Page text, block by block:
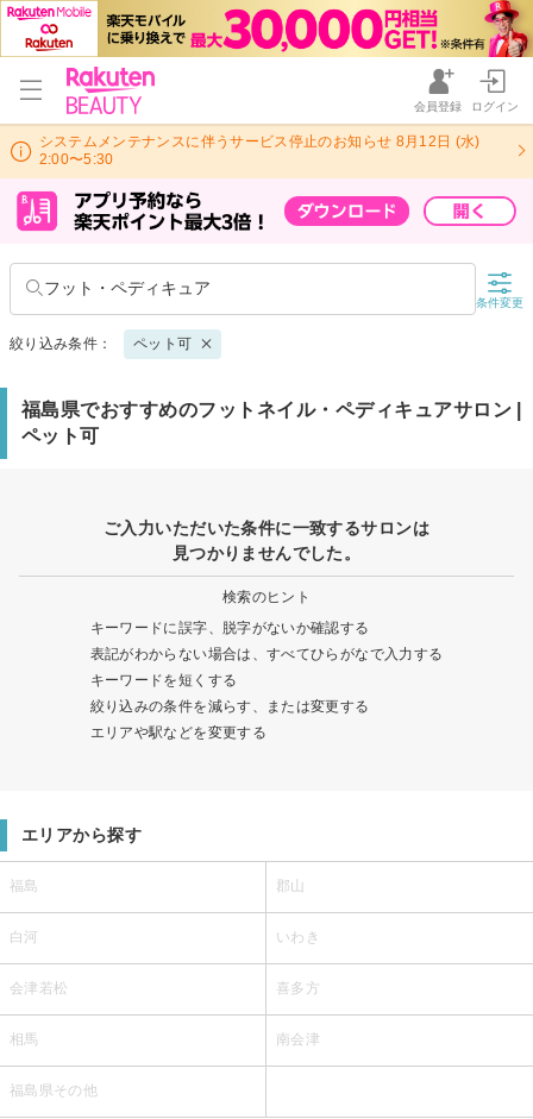
会員登録 ログイン
システムメンテナンスに伴うサービス停止のお知らせ 8月12日 (水)
2:00〜5:30
フット・ペディキュア
条件変更
絞り込み条件： ペット可
福島県でおすすめのフットネイル・ペディキュアサロン |
ペット可
ご入力いただいた条件に一致するサロンは
見つかりませんでした。
検索のヒント
キーワードに誤字、脱字がないか確認する
表記がわからない場合は、すべてひらがなで入力する
キーワードを短くする
絞り込みの条件を減らす、または変更する
エリアや駅などを変更する
エリアから探す
福島 郡山
白河 いわき
会津若松 喜多方
相馬 南会津
福島県その他